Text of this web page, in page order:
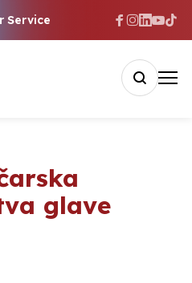
Service
glave